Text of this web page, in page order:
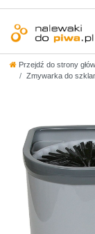
Przejdź do strony
Zmywarka do